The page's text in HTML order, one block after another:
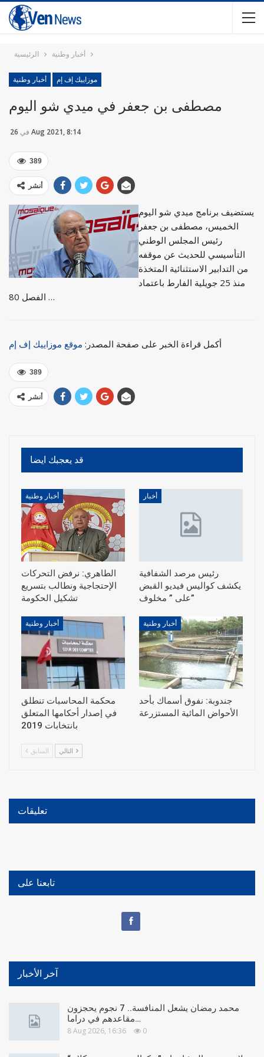
الرئيسية أخبار وطنية
أخبار وطنية موزاييك إف إم
مصطفى بن جعفر في ميدي شو اليوم
في 26 Aug 2021, 8:14
389
أنشر
يستضيف برنامج ميدي شو اليوم
الخميس، مصطفى بن جعفر
رئيس المجلس الوطني
التأسيسي للحديث عن موقفه
من التدابير الاستثنائية المتخذة
منذ 25 جويلية الفارط باعتماد
الفصل 80 …
أكمل قراءة الخبر على صفحة المصدر: موقع موزاييك إف إم
389
أنشر
قد يعجبك ايضا
أخبار وطنية
الطاهري: نرفض التحركات
الإحتجاجية ونطالب بتسريع
أخبار
رئيس مرصد الشفافية
يكشف كواليس فيديو القبض
على ” مخلوف”
أخبار وطنية
محكمة المحاسبات تنطلق
في إصدار أحكامها المتعلق
بانتخابات 2019
أخبار وطنية
جندوبة: نفوق أسماك بأحد
الأحواض المائية المستزرعة
السابق
تعليقات
تابعنا على
آخر الأخبار
محمد رمضان يشعل المنافسة.. 7 نجوم يحجزون
مقاعدهم في دراما…
8 Aug 2026, 16:36 0